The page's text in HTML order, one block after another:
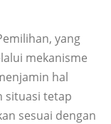
yang
mekanisme
hal
situasi tetap
sesuai dengan